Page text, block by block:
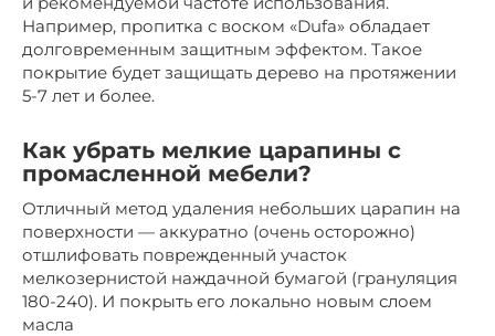
Например, пропитка с воском «Dufa» обладает
долговременным защитным эффектом. Такое
покрытие будет защищать дерево на протяжении
5-7 лет и более.
Как убрать мелкие царапины с
промасленной мебели?
Отличный метод удаления небольших царапин на
поверхности — аккуратно (очень осторожно)
отшлифовать поврежденный участок
мелкозернистой наждачной бумагой (грануляция
180-240). И покрыть его локально новым слоем
масла